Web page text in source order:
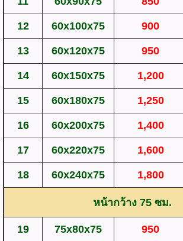
12 60x100x75 900
13 60x120x75 950
14 60x150x75 1,200
15 60x180x75 1,250
16 60x200x75 1,400
17 60x220x75 1,600
18 60x240x75 1,800
หน้ากว้าง 75 ซม.
19 75x80x75 950